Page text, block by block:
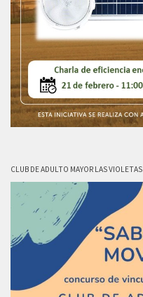
CLUB DE ADULTO MAYOR LAS VIOLETAS